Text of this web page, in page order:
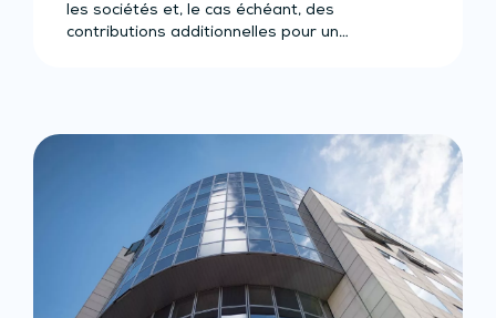
les sociétés et, le cas échéant, des
contributions additionnelles pour un…